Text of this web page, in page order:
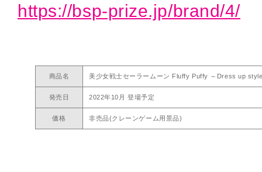
https://bsp-prize.jp/brand/4/
商品名 美少女戦士セーラームーン Fluffy Puffy ～Dress up
発売日 2022年10月 登場予定
価格 非売品(クレーンゲーム用景品)